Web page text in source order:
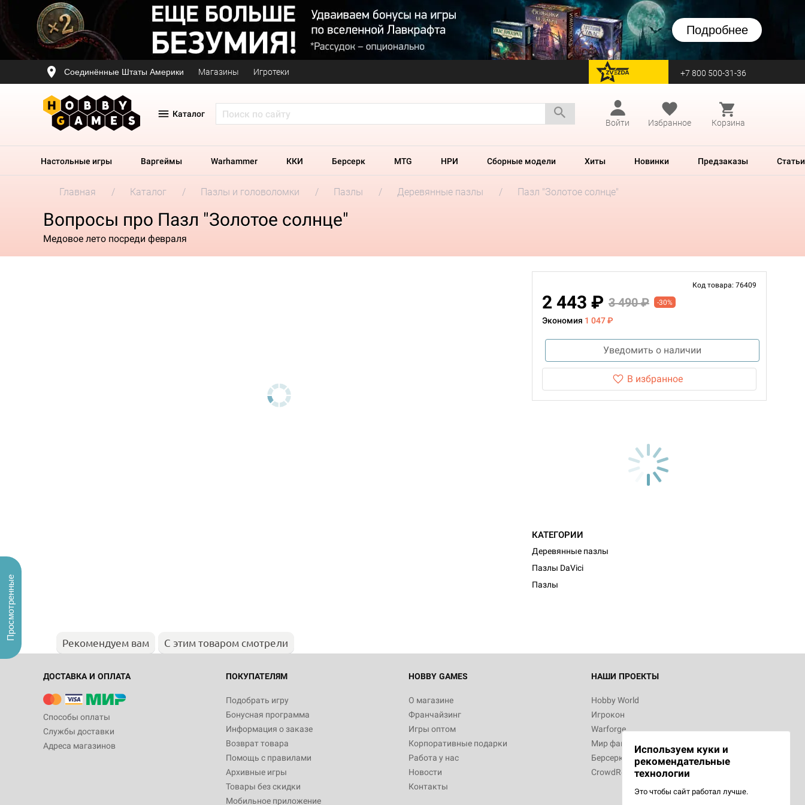
Подробнее
Соединённые Штаты Америки Магазины Игротеки перейти на Zvezda +7 800 500-31-36
Каталог
Войти
Избранное Корзина
Настольные игры Варгеймы Warhammer ККИ Берсерк MTG НРИ Сборные модели Хиты Новинки Предзаказы Статьи
Главная Каталог Пазлы и головоломки Пазлы Деревянные пазлы Пазл "Золотое солнце"
Вопросы про Пазл "Золотое солнце"
Медовое лето посреди февраля
Код товара: 76409
2 443 ₽ 3 490 ₽ -30%
Экономия 1 047 ₽
Уведомить о наличии
В избранное
КАТЕГОРИИ
Деревянные пазлы
Пазлы DaVici
Пазлы
Рекомендуем вам С этим товаром смотрели
ДОСТАВКА И ОПЛАТА
Способы оплаты
Службы доставки
Адреса магазинов
ПОКУПАТЕЛЯМ
Подобрать игру
Бонусная программа
Информация о заказе
Возврат товара
Помощь с правилами
Архивные игры
Товары без скидки
Мобильное приложение
HOBBY GAMES
О магазине
Франчайзинг
Игры оптом
Корпоративные подарки
Работа у нас
Новости
Контакты
НАШИ ПРОЕКТЫ
Hobby World
Игрокон
Warforge
Мир фантастики
Берсерк
CrowdRepublic
Используем куки и
рекомендательные
технологии
Это чтобы сайт работал лучше.
Просмотренные
Настольная игра Hobby World Журнал
"Мир фантастики. Спецвыпуск: Братья
империи: Боевая тревога
799
Настольная игра Hobby World Сумерки
империи. Четвёртая редакция: Грозовой
Рубеж
12 990